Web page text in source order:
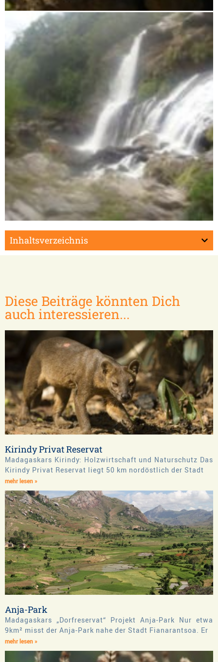
Tsingy von Namoroka
Midongy du Sud
Inhaltsverzeichnis
Diese Beiträge könnten Dich
auch interessieren...
Kirindy Privat Reservat
Madagaskars Kirindy: Holzwirtschaft und Naturschutz Das
Kirindy Privat Reservat liegt 50 km nordöstlich der Stadt
mehr lesen »
Anja-Park
Madagaskars „Dorfreservat“ Projekt Anja-Park Nur etwa
9km² misst der Anja-Park nahe der Stadt Fianarantsoa. Er
mehr lesen »